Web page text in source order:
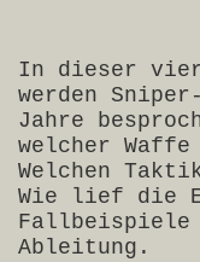
In dieser
werden
Jahre
welcher
Welchen
Wie lief die
Fallbeispiele
Ableitung.